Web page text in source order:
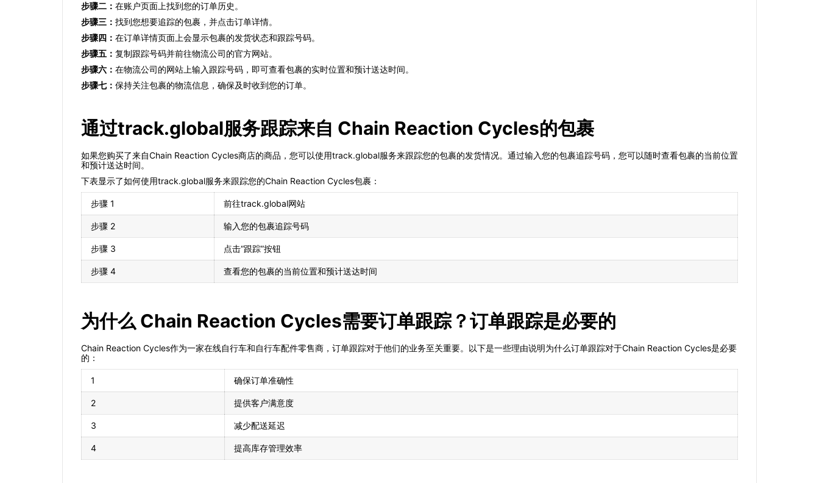
步骤二： 在账户页面上找到您的订单历史。
步骤三： 找到您想要追踪的包裹，并点击订单详情。
步骤四： 在订单详情页面上会显示包裹的发货状态和跟踪号码。
步骤五： 复制跟踪号码并前往物流公司的官方网站。
步骤六： 在物流公司的网站上输入跟踪号码，即可查看包裹的实时位置和预计送达时间。
步骤七： 保持关注包裹的物流信息，确保及时收到您的订单。
通过track.global服务跟踪来自 Chain Reaction Cycles的包裹
如果您购买了来自Chain Reaction Cycles商店的商品，您可以使用track.global服务来跟踪您的包裹的发货情况。通过输入您的包裹追踪号码，您可以随时查看包裹的当前位置
和预计送达时间。
下表显示了如何使用track.global服务来跟踪您的Chain Reaction Cycles包裹：
步骤 1 前往track.global网站
步骤 2 输入您的包裹追踪号码
步骤 3 点击“跟踪”按钮
步骤 4 查看您的包裹的当前位置和预计送达时间
为什么 Chain Reaction Cycles需要订单跟踪？订单跟踪是必要的
Chain Reaction Cycles作为一家在线自行车和自行车配件零售商，订单跟踪对于他们的业务至关重要。以下是一些理由说明为什么订单跟踪对于Chain Reaction Cycles是必要
的：
1 确保订单准确性
2 提供客户满意度
3 减少配送延迟
4 提高库存管理效率